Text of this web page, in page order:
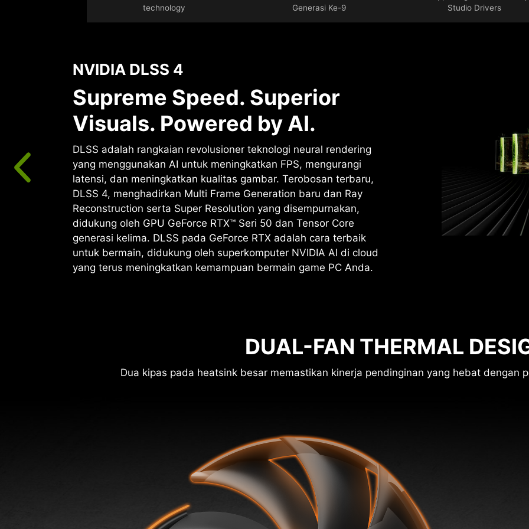
technology
Generasi Ke-9
Studio Drivers
NVIDIA DLSS 4
Supreme Speed. Superior
Visuals. Powered by AI.
DLSS adalah rangkaian revolusioner teknologi neural rendering
yang menggunakan AI untuk meningkatkan FPS, mengurangi
latensi, dan meningkatkan kualitas gambar. Terobosan terbaru,
DLSS 4, menghadirkan Multi Frame Generation baru dan Ray
Reconstruction serta Super Resolution yang disempurnakan,
didukung oleh GPU GeForce RTX™ Seri 50 dan Tensor Core
generasi kelima. DLSS pada GeForce RTX adalah cara terbaik
untuk bermain, didukung oleh superkomputer NVIDIA AI di cloud
yang terus meningkatkan kemampuan bermain game PC Anda.
DUAL-FAN THERMAL
Dua kipas pada heatsink besar memastikan kinerja pendinginan yang hebat dengan